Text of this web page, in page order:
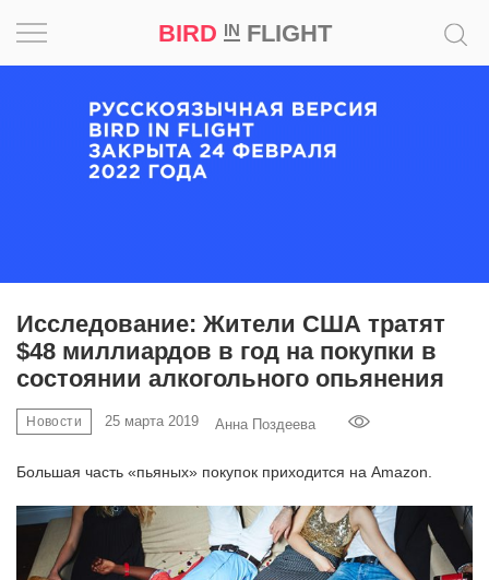
BIRD INFLIGHT
Исследование: Жители США тратят
$48 миллиардов в год на покупки в
состоянии алкогольного опьянения
Новости 25 марта 2019 Анна Поздеева
Большая часть «пьяных» покупок приходится на Amazon.